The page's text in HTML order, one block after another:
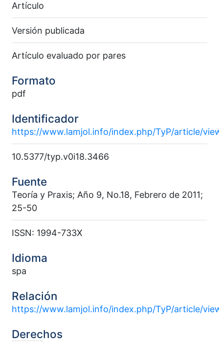
Artículo
Versión publicada
Artículo evaluado por pares
Formato
pdf
Identificador
https://www.lamjol.info/index.php/TyP/article/
10.5377/typ.v0i18.3466
Fuente
Teoría y Praxis; Año 9, No.18, Febrero de 2011;
25-50
ISSN: 1994-733X
Idioma
spa
Relación
https://www.lamjol.info/index.php/TyP/article/
Derechos